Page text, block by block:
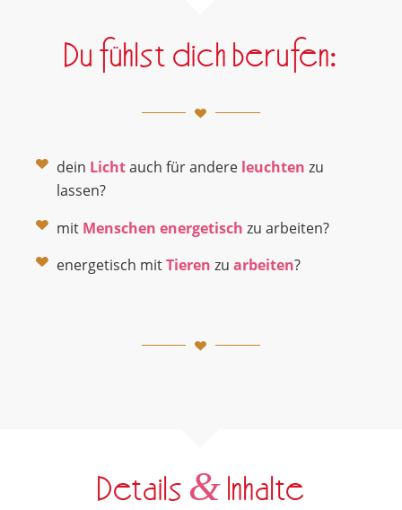
Du fühlst dich berufen:
dein Lichtauch für andere leuchten zu
lassen?
mit Menschen energetisch zu arbeiten?
energetisch mitTieren zu arbeiten?
Details & Inhalte